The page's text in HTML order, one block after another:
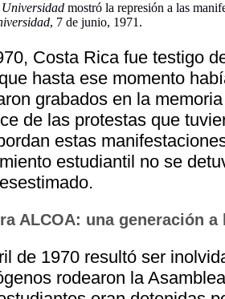
mostró la represión a las
, 7 de junio, 1971.
Costa Rica fue testigo
hasta ese momento
grabados en la
de las protestas que
estas
estudiantil no se
ALCOA: una generación a
de 1970 resultó ser
rodearon la